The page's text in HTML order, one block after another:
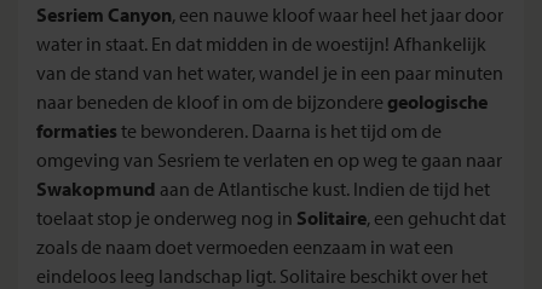
Sesriem Canyon, een nauwe kloof waar heel het jaar door
water in staat. En dat midden in de woestijn! Afhankelijk
van de stand van het water, wandel je in een paar minuten
naar beneden de kloof in om de bijzondere geologische
formaties te bewonderen. Daarna is het tijd om de
omgeving van Sesriem te verlaten en op weg te gaan naar
Swakopmund aan de Atlantische kust. Indien de tijd het
toelaat stop je onderweg nog in Solitaire, een gehucht dat
zoals de naam doet vermoeden eenzaam in wat een
eindeloos leeg landschap ligt. Solitaire beschikt over het